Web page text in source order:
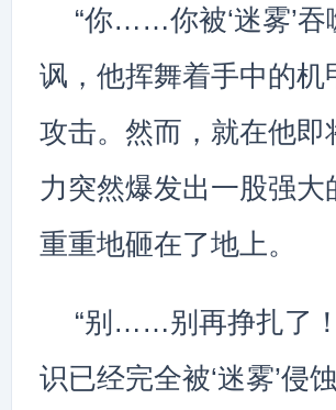
“你……你被‘迷雾’吞
讽，他挥舞着手中的
攻击。然而，就在他即
力突然爆发出一股强
重重地砸在了地上。
“别……别再挣扎了
识已经完全被‘迷雾’侵